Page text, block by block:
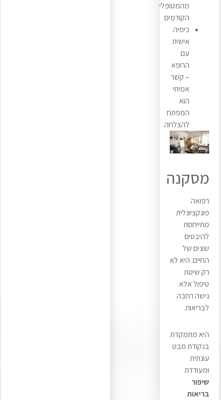
מהמטופלים
הקודמים
כימיה
אישית
עם
הרופא
– קשר
אמיתי
הוא
המפתח
להצלחה
מסקנה
רפואה
פונקציונלית
מתייחסת
להיבטים
שונים של
החיים. היא לא
רק שיטת
טיפול אלא
גישה רחבה
לבריאות.
היא מתמקדת
בנקודת מבט
עונתית
ומעודדת
שיפור
בריאות